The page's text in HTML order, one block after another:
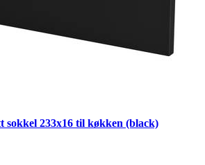
sokkel 233x16 til køkken (black)